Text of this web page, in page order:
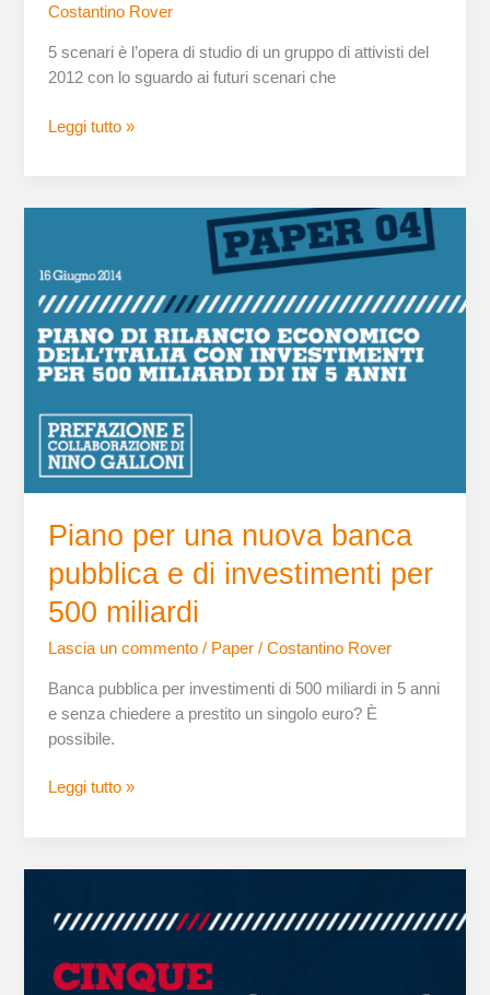
Costantino Rover
5 scenari è l’opera di studio di un gruppo di attivisti del
2012 con lo sguardo ai futuri scenari che
Leggi tutto »
Piano per una nuova banca
pubblica e di investimenti per
500 miliardi
Lascia un commento / Paper /Costantino Rover
Banca pubblica per investimenti di 500 miliardi in 5 anni
e senza chiedere a prestito un singolo euro? È
possibile.
una
nuova
banca
pubblica
e
investimenti
per
500
miliardi
Leggi tutto »
versione